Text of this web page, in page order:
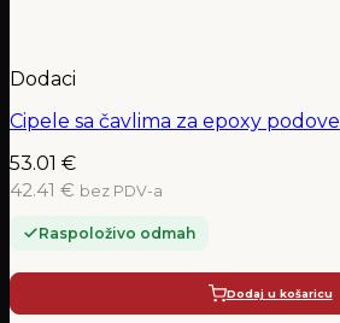
Dodaci
Cipele sa čavlima za epoxy podove
53.01 €
42.41 € bez PDV-a
Raspoloživo odmah
Dodaj u košaricu